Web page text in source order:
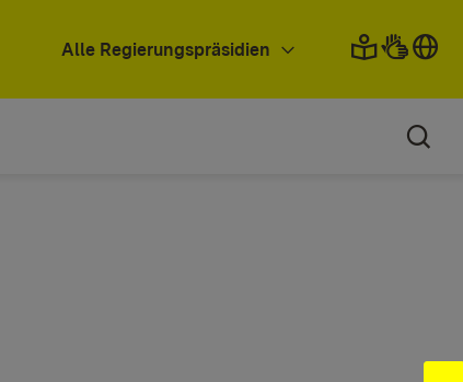
Alle Regierungspräsidien